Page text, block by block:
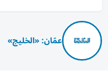
عمّان: «الخليج»